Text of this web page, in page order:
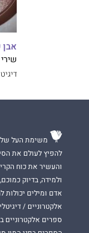
משימת העל של
להפיץ לעולם את
והעשיר את כוח
ולמידה, בדיוק
אדם ומילים
אלקטרוניים /
ספרים